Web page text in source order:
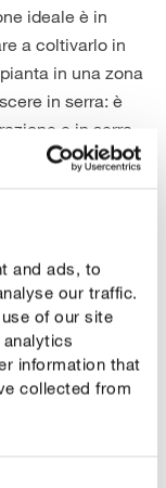
and ads, to
our traffic.
of our site
information that
collected from
ideale è in
a coltivarlo in
in una zona
in serra: è
e in serra
considerare